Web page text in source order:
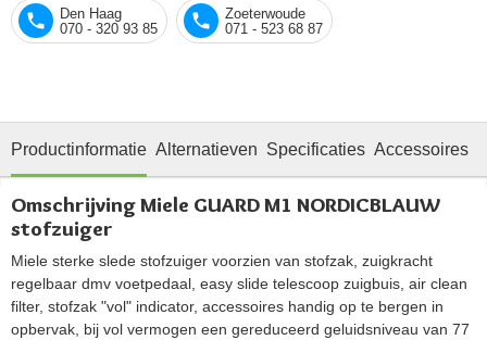
Den Haag
070 - 320 93 85
Zoeterwoude
071 - 523 68 87
Productinformatie Alternatieven Specificaties Accessoires
Omschrijving Miele GUARD M1 NORDICBLAUW
stofzuiger
Miele sterke slede stofzuiger voorzien van stofzak, zuigkracht
regelbaar dmv voetpedaal, easy slide telescoop zuigbuis, air clean
filter, stofzak "vol" indicator, accessoires handig op te bergen in
opbervak, bij vol vermogen een gereduceerd geluidsniveau van 77